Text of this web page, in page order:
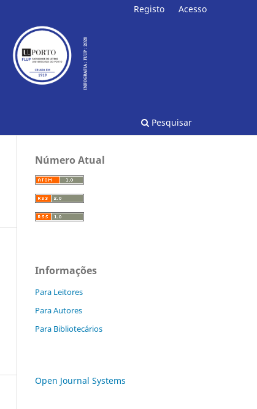
Pesquisar
Registo Acesso
Número Atual
Informações
Para Leitores
Para Autores
Para Bibliotecários
Open Journal Systems